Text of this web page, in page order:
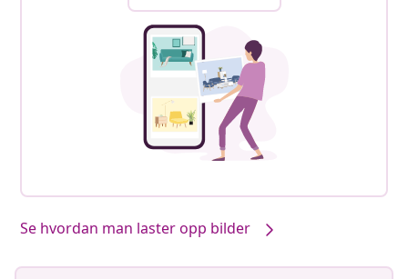
Se hvordan man laster opp bilder